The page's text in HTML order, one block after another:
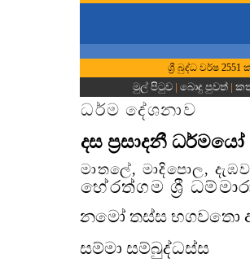
ශ්‍රී බුද්ධ වර්ෂ
මුල් පිටුව | බොදු පුවත්|
ධර්ම දේශනාව
දස ප්‍රසාදනී ධර්මයෝ
මාතලේ, මාදිපොල,
හේරත්ගම ශ්‍රී
නමෝ තස්ස භගවතො
සම්මා සම්බුද්ධස්ස